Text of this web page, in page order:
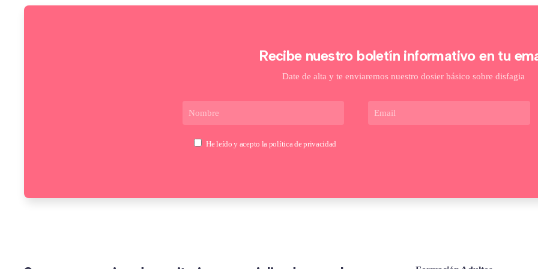
Recibe nuestro boletín informativo en tu
Date de alta y te enviaremos nuestro dosier básico sobre disfagia
He leído y acepto la política de privacidad